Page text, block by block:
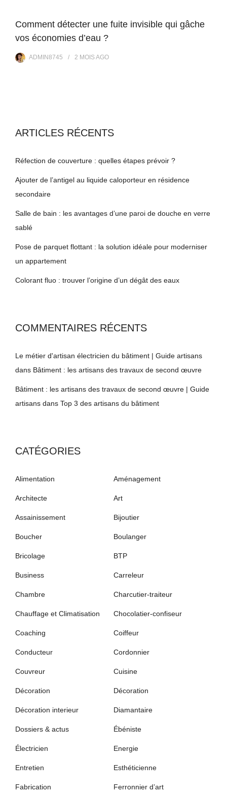
Comment détecter une fuite invisible qui gâche
vos économies d’eau ?
ADMIN8745 2 MOISAGO
ARTICLES RÉCENTS
Réfection de couverture : quelles étapes prévoir ?
Ajouter de l’antigel au liquide caloporteur en résidence
secondaire
Salle de bain : les avantages d’une paroi de douche en verre
sablé
Pose de parquet flottant : la solution idéale pour moderniser
un appartement
Colorant fluo : trouver l’origine d’un dégât des eaux
COMMENTAIRES RÉCENTS
Le métier d'artisan électricien du bâtiment | Guide artisans
dans Bâtiment : les artisans des travaux de second œuvre
Bâtiment : les artisans des travaux de second œuvre | Guide
artisans dans Top 3 des artisans du bâtiment
CATÉGORIES
Alimentation Aménagement
Architecte Art
Assainissement Bijoutier
Boucher Boulanger
Bricolage BTP
Business Carreleur
Chambre Charcutier-traiteur
Chauffage et Climatisation Chocolatier-confiseur
Coaching Coiffeur
Conducteur Cordonnier
Couvreur Cuisine
Décoration Décoration
Décoration interieur Diamantaire
Dossiers & actus Ébéniste
Électricien Energie
Entretien Esthéticienne
Fabrication Ferronnier d’art